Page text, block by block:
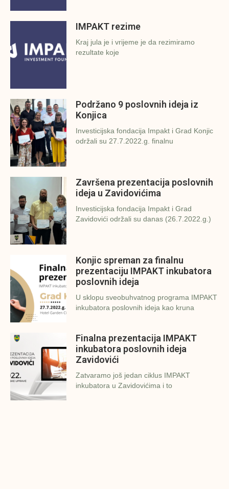
IMPAKT rezime
Kraj jula je i vrijeme je da rezimiramo
rezultate koje
Podržano 9 poslovnih ideja iz
Konjica
Investicijska fondacija Impakt i Grad Konjic
održali su 27.7.2022.g. finalnu
Završena prezentacija poslovnih
ideja u Zavidovićima
Investicijska fondacija Impakt i Grad
Zavidovići održali su danas (26.7.2022.g.)
Konjic spreman za finalnu
prezentaciju IMPAKT inkubatora
poslovnih ideja
U sklopu sveobuhvatnog programa IMPAKT
inkubatora poslovnih ideja kao kruna
Finalna prezentacija IMPAKT
inkubatora poslovnih ideja
Zavidovići
Zatvaramo još jedan ciklus IMPAKT
inkubatora u Zavidovićima i to